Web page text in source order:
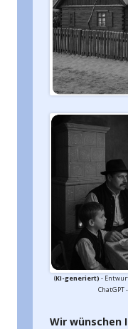
(KI-generiert) -
ChatGPT -
Wir wünschen